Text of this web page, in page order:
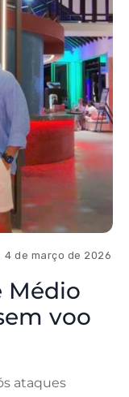
4 de março de 2026
Médio
voo
ataques